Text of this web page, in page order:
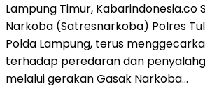
Lampung Timur, Kabarindonesia.co
Narkoba (Satresnarkoba) Polres
Polda Lampung, terus
terhadap peredaran dan
melalui gerakan Gasak Narkoba…